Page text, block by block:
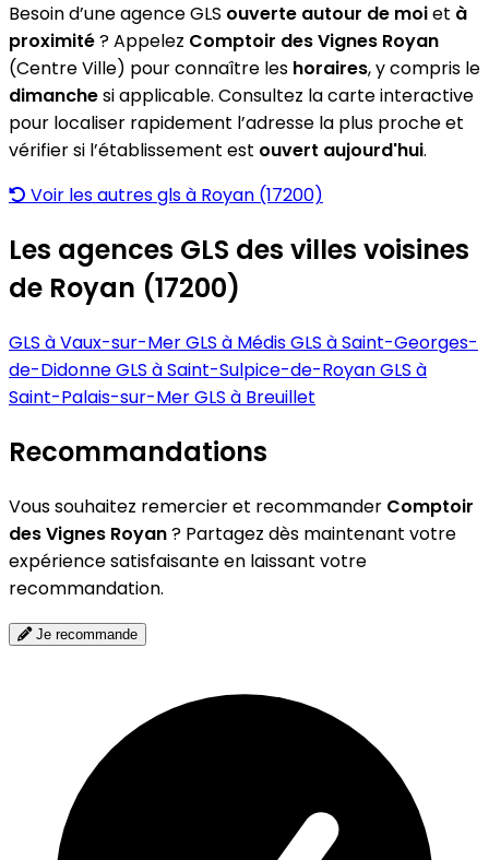
Besoin d’une agence GLS ouverte autour de moiet à
proximité? Appelez Comptoir des Vignes Royan
(Centre Ville) pour connaître les horaires, y compris le
dimanchesi applicable. Consultez la carte interactive
pour localiser rapidement l’adresse la plus proche et
vérifier si l’établissement est ouvert aujourd'hui.
Voir les autres gls à Royan (17200)
Les agences GLS des villes voisines
de Royan (17200)
GLS à Vaux-sur-MerGLS à MédisGLS à Saint-Georges-
de-DidonneGLS à Saint-Sulpice-de-RoyanGLS à
Saint-Palais-sur-MerGLS à Breuillet
Recommandations
Vous souhaitez remercier et recommander Comptoir
des Vignes Royan? Partagez dès maintenant votre
expérience satisfaisante en laissant votre
recommandation.
Je recommande